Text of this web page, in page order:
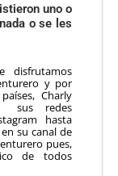
uno o
o se les
disfrutamos
y por
Charly
sus redes
hasta
su canal de
pues,
de todos